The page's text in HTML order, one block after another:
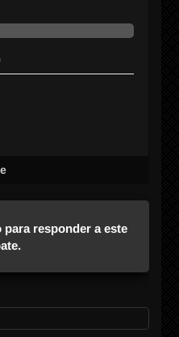
responder a este